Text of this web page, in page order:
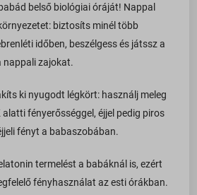
belső biológiai óráját! Nappal
biztosíts minél több
időben, beszélgess és játssz a
nappali zajokat.
ki nyugodt légkört: használj meleg
fényerősséggel, éjjel pedig piros
fényt a babaszobában.
termelést a babáknál is, ezért
fényhasználat az esti órákban.